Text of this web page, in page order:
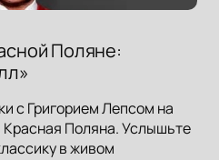
Поляне:
с Григорием Лепсом на
Красная Поляна. Услышьте
в живом